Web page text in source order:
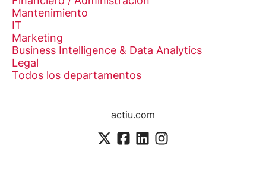
Mantenimiento
IT
Marketing
Business Intelligence & Data Analytics
Legal
Todos los departamentos
actiu.com